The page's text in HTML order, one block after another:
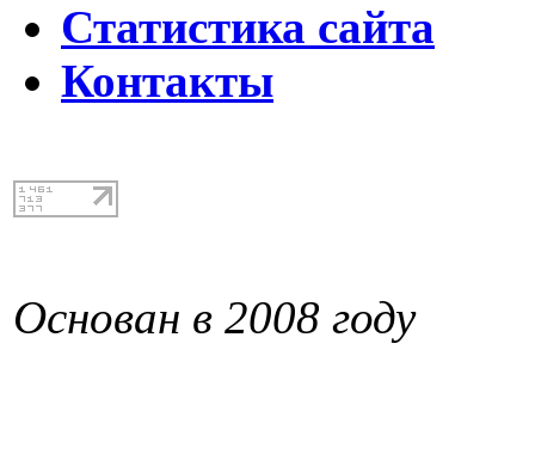
Статистика сайта
Контакты
Основан в 2008 году